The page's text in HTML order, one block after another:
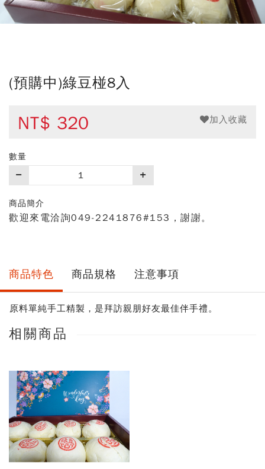
(預購中)綠豆椪8入
NT$ 320 加入收藏
數量
買
數
量
商品簡介
歡迎來電洽詢049-2241876#153，謝謝。
商品特色 商品規格 注意事項
原料單純手工精製，是拜訪親朋好友最佳伴手禮。
相關商品